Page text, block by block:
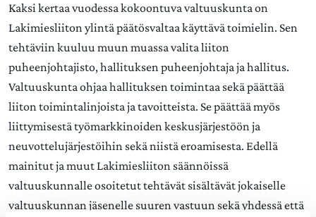
Kaksi kertaa vuodessa kokoontuva valtuuskunta on
Lakimiesliiton ylintä päätösvaltaa käyttävä toimielin. Sen
tehtäviin kuuluu muun muassa valita liiton
puheenjohtajisto, hallituksen puheenjohtaja ja hallitus.
Valtuuskunta ohjaa hallituksen toimintaa sekä päättää
liiton toimintalinjoista ja tavoitteista. Se päättää myös
liittymisestä työmarkkinoiden keskusjärjestöön ja
neuvottelujärjestöihin sekä niistä eroamisesta. Edellä
mainitut ja muut Lakimiesliiton säännöissä
valtuuskunnalle osoitetut tehtävät sisältävät jokaiselle
valtuuskunnan jäsenelle suuren vastuun sekä yhdessä että